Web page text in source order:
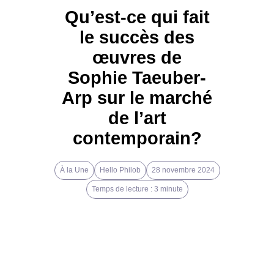
Qu’est-ce qui fait
le succès des
œuvres de
Sophie Taeuber-
Arp sur le marché
de l’art
contemporain?
À la Une Hello Philob 28 novembre 2024
Temps de lecture : 3 minute